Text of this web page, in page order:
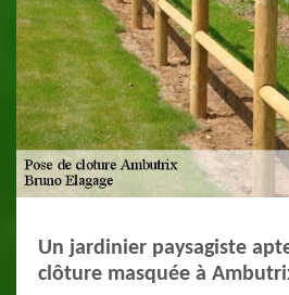
Un jardinier paysagiste
clôture masquée à